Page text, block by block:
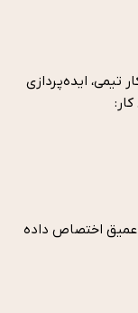
تیمی، ایده‌پردازی
عمیق اختصاص داده